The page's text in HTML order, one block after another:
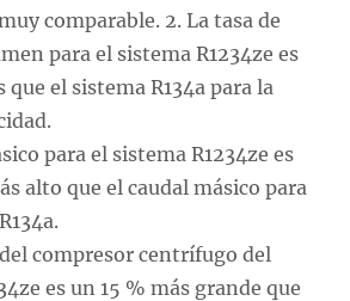
comparable. 2. La tasa de
para el sistema R1234ze es
el sistema R134a para la
para el sistema R1234ze es
alto que el caudal másico para
compresor centrífugo del
es un 15 % más grande que